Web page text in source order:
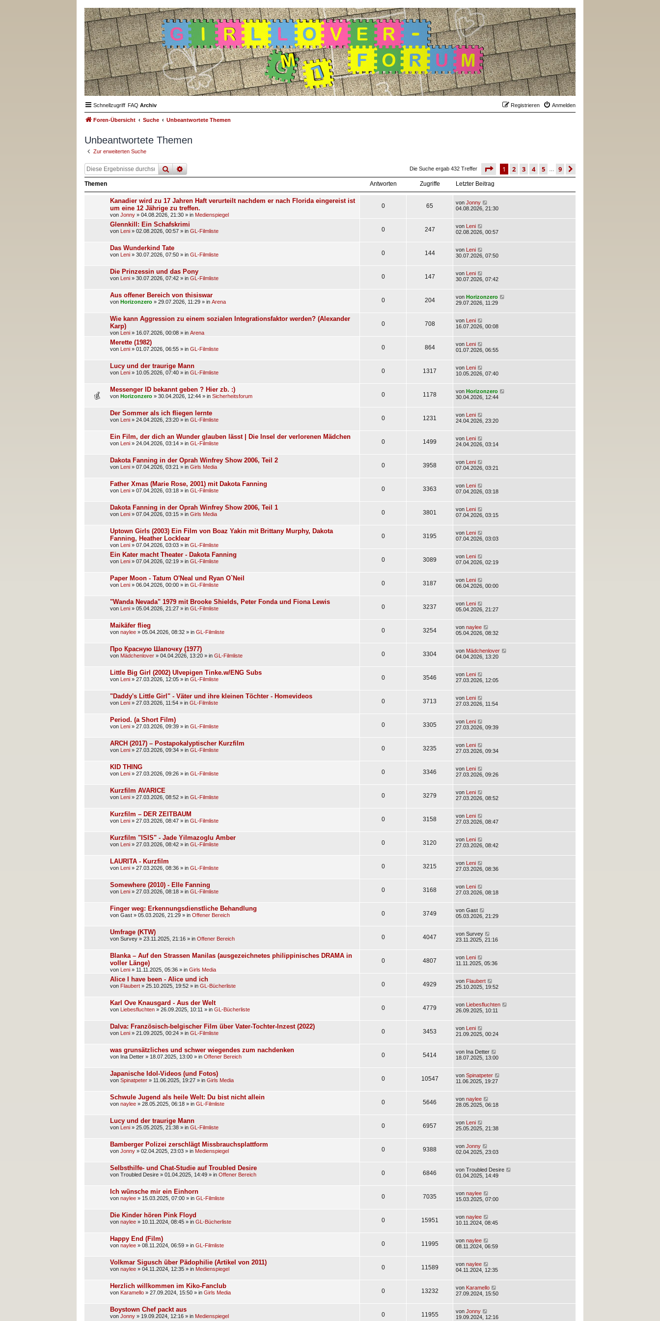
Schnellzugriff FAQ Archiv Anmelden
Registrieren
Foren-Übersicht Suche Unbeantwortete Themen
Unbeantwortete Themen
Zur erweiterten Suche
sucheerweiterte Die Suche ergab 432 Treffer seite 1 von 9
1 2 3 4 5 9
Themen Antworten Zugriffe Letzter Beitrag
Kanadier wird zu 17 Jahren Haft verurteilt nachdem er nach Florida eingereist ist
um eine 12 Jährige zu treffen.
von Jonny » 04.08.2026, 21:30 » in Medienspiegel
0 65 von Jonny
04.08.2026, 21:30
Glennkill: Ein Schafskrimi
von Leni » 02.08.2026, 00:57 » in GL-Filmliste 0 247 von Leni
02.08.2026, 00:57
Das Wunderkind Tate
von Leni » 30.07.2026, 07:50 » in GL-Filmliste 0 144 von Leni
30.07.2026, 07:50
Die Prinzessin und das Pony
von Leni » 30.07.2026, 07:42 » in GL-Filmliste 0 147 von Leni
30.07.2026, 07:42
Aus offener Bereich von thisiswar
von Horizonzero » 29.07.2026, 11:29 » in Arena 0 204 von Horizonzero
29.07.2026, 11:29
Wie kann Aggression zu einem sozialen Integrationsfaktor werden? (Alexander
Karp)
von Leni » 16.07.2026, 00:08 » in Arena
0 708 von Leni
16.07.2026, 00:08
Merette (1982)
von Leni » 01.07.2026, 06:55 » in GL-Filmliste 0 864 von Leni
01.07.2026, 06:55
Lucy und der traurige Mann
von Leni » 10.05.2026, 07:40 » in GL-Filmliste 0 1317 von Leni
10.05.2026, 07:40
Messenger ID bekannt geben ? Hier zb. :)
von Horizonzero » 30.04.2026, 12:44 » in Sicherheitsforum 0 1178 von Horizonzero
30.04.2026, 12:44
Der Sommer als ich fliegen lernte
von Leni » 24.04.2026, 23:20 » in GL-Filmliste 0 1231 von Leni
24.04.2026, 23:20
Ein Film, der dich an Wunder glauben lässt | Die Insel der verlorenen Mädchen
von Leni » 24.04.2026, 03:14 » in GL-Filmliste 0 1499 von Leni
24.04.2026, 03:14
Dakota Fanning in der Oprah Winfrey Show 2006, Teil 2
von Leni » 07.04.2026, 03:21 » in Girls Media 0 3958 von Leni
07.04.2026, 03:21
Father Xmas (Marie Rose, 2001) mit Dakota Fanning
von Leni » 07.04.2026, 03:18 » in GL-Filmliste 0 3363 von Leni
07.04.2026, 03:18
Dakota Fanning in der Oprah Winfrey Show 2006, Teil 1
von Leni » 07.04.2026, 03:15 » in Girls Media 0 3801 von Leni
07.04.2026, 03:15
Uptown Girls (2003) Ein Film von Boaz Yakin mit Brittany Murphy, Dakota
Fanning, Heather Locklear
von Leni » 07.04.2026, 03:03 » in GL-Filmliste
0 3195 von Leni
07.04.2026, 03:03
Ein Kater macht Theater - Dakota Fanning
von Leni » 07.04.2026, 02:19 » in GL-Filmliste 0 3089 von Leni
07.04.2026, 02:19
Paper Moon - Tatum O'Neal und Ryan O`Neil
von Leni » 06.04.2026, 00:00 » in GL-Filmliste 0 3187 von Leni
06.04.2026, 00:00
"Wanda Nevada" 1979 mit Brooke Shields, Peter Fonda und Fiona Lewis
von Leni » 05.04.2026, 21:27 » in GL-Filmliste 0 3237 von Leni
05.04.2026, 21:27
Maikäfer flieg
von naylee » 05.04.2026, 08:32 » in GL-Filmliste 0 3254 von naylee
05.04.2026, 08:32
Про Красную Шапочку (1977)
von Mädchenlover » 04.04.2026, 13:20 » in GL-Filmliste 0 3304 von Mädchenlover
04.04.2026, 13:20
Little Big Girl (2002) Ulvepigen Tinke.w/ENG Subs
von Leni » 27.03.2026, 12:05 » in GL-Filmliste 0 3546 von Leni
27.03.2026, 12:05
"Daddy's Little Girl" - Väter und ihre kleinen Töchter - Homevideos
von Leni » 27.03.2026, 11:54 » in GL-Filmliste 0 3713 von Leni
27.03.2026, 11:54
Period. (a Short Film)
von Leni » 27.03.2026, 09:39 » in GL-Filmliste 0 3305 von Leni
27.03.2026, 09:39
ARCH (2017) – Postapokalyptischer Kurzfilm
von Leni » 27.03.2026, 09:34 » in GL-Filmliste 0 3235 von Leni
27.03.2026, 09:34
KID THING
von Leni » 27.03.2026, 09:26 » in GL-Filmliste 0 3346 von Leni
27.03.2026, 09:26
Kurzfilm AVARICE
von Leni » 27.03.2026, 08:52 » in GL-Filmliste 0 3279 von Leni
27.03.2026, 08:52
Kurzfilm – DER ZEITBAUM
von Leni » 27.03.2026, 08:47 » in GL-Filmliste 0 3158 von Leni
27.03.2026, 08:47
Kurzfilm "ISIS" - Jade Yilmazoglu Amber
von Leni » 27.03.2026, 08:42 » in GL-Filmliste 0 3120 von Leni
27.03.2026, 08:42
LAURITA - Kurzfilm
von Leni » 27.03.2026, 08:36 » in GL-Filmliste 0 3215 von Leni
27.03.2026, 08:36
Somewhere (2010) - Elle Fanning
von Leni » 27.03.2026, 08:18 » in GL-Filmliste 0 3168 von Leni
27.03.2026, 08:18
Finger weg: Erkennungsdienstliche Behandlung
von Gast » 05.03.2026, 21:29 » in Offener Bereich 0 3749 von Gast
05.03.2026, 21:29
Umfrage (KTW)
von Survey » 23.11.2025, 21:16 » in Offener Bereich 0 4047 von Survey
23.11.2025, 21:16
Blanka – Auf den Strassen Manilas (ausgezeichnetes philippinisches DRAMA in
voller Länge)
von Leni » 11.11.2025, 05:36 » in Girls Media
0 4807 von Leni
11.11.2025, 05:36
Alice I have been - Alice und ich
von Flaubert » 25.10.2025, 19:52 » in GL-Bücherliste 0 4929 von Flaubert
25.10.2025, 19:52
Karl Ove Knausgard - Aus der Welt
von Liebesfluchten » 26.09.2025, 10:11 » in GL-Bücherliste 0 4779 von Liebesfluchten
26.09.2025, 10:11
Dalva: Französisch-belgischer Film über Vater-Tochter-Inzest (2022)
von Leni » 21.09.2025, 00:24 » in GL-Filmliste 0 3453 von Leni
21.09.2025, 00:24
was grunsätzliches und schwer wiegendes zum nachdenken
von Ina Detter » 18.07.2025, 13:00 » in Offener Bereich 0 5414 von Ina Detter
18.07.2025, 13:00
Japanische Idol-Videos (und Fotos)
von Spinatpeter » 11.06.2025, 19:27 » in Girls Media 0 10547 von Spinatpeter
11.06.2025, 19:27
Schwule Jugend als heile Welt: Du bist nicht allein
von naylee » 28.05.2025, 06:18 » in GL-Filmliste 0 5646 von naylee
28.05.2025, 06:18
Lucy und der traurige Mann
von Leni » 25.05.2025, 21:38 » in GL-Filmliste 0 6957 von Leni
25.05.2025, 21:38
Bamberger Polizei zerschlägt Missbrauchsplattform
von Jonny » 02.04.2025, 23:03 » in Medienspiegel 0 9388 von Jonny
02.04.2025, 23:03
Selbsthilfe- und Chat-Studie auf Troubled Desire
von Troubled Desire » 01.04.2025, 14:49 » in Offener Bereich 0 6846 von Troubled Desire
01.04.2025, 14:49
Ich wünsche mir ein Einhorn
von naylee » 15.03.2025, 07:00 » in GL-Filmliste 0 7035 von naylee
15.03.2025, 07:00
Die Kinder hören Pink Floyd
von naylee » 10.11.2024, 08:45 » in GL-Bücherliste 0 15951 von naylee
10.11.2024, 08:45
Happy End (Film)
von naylee » 08.11.2024, 06:59 » in GL-Filmliste 0 11995 von naylee
08.11.2024, 06:59
Volkmar Sigusch über Pädophilie (Artikel von 2011)
von naylee » 04.11.2024, 12:35 » in Medienspiegel 0 11589 von naylee
04.11.2024, 12:35
Herzlich willkommen im Kiko-Fanclub
von Karamello » 27.09.2024, 15:50 » in Girls Media 0 13232 von Karamello
27.09.2024, 15:50
Boystown Chef packt aus
von Jonny » 19.09.2024, 12:16 » in Medienspiegel 0 11955 von Jonny
19.09.2024, 12:16